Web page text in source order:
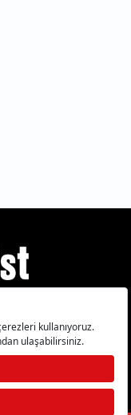
Çerezleri Sıfırla
İletişim